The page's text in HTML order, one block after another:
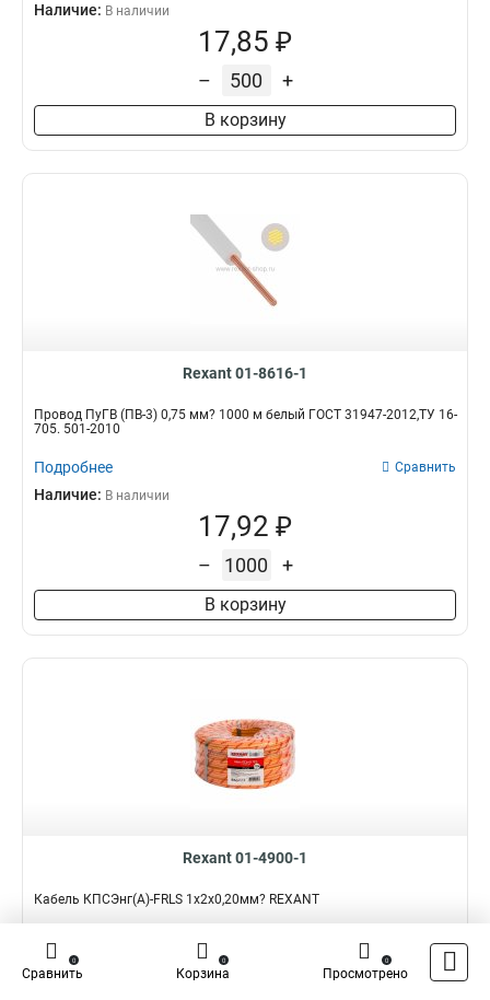
Наличие: В наличии
17,85 ₽
– +
В корзину
Rexant 01-8616-1
Провод ПуГВ (ПВ-3) 0,75 мм? 1000 м белый ГОСТ 31947-2012,ТУ 16-
705. 501-2010
Подробнее Сравнить
Наличие: В наличии
17,92 ₽
– +
В корзину
Rexant 01-4900-1
Кабель КПСЭнг(А)-FRLS 1x2x0,20мм? REXANT
Подробнее Сравнить
Наличие:
Сравнить
0
Корзина
0
Просмотрено
0